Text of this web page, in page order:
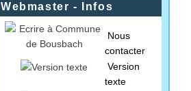
Webmaster - Infos
Nous
contacter
Version
texte